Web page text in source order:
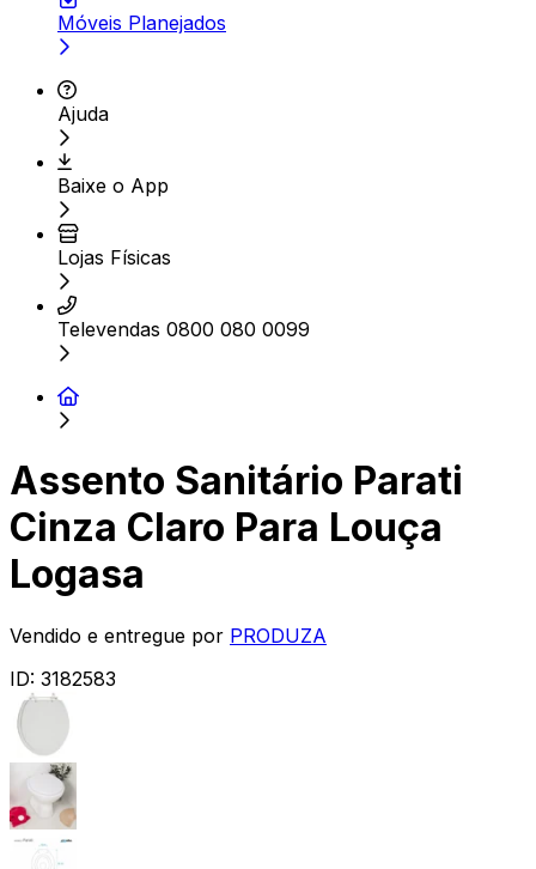
Móveis Planejados
Ajuda
Baixe o App
Lojas Físicas
Televendas 0800 080 0099
Assento Sanitário Parati
Cinza Claro Para Louça
Logasa
Vendido e entregue por PRODUZA
ID: 3182583